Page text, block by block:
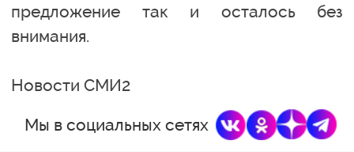
предложение так и осталось без
внимания.
Новости СМИ2
Мы в социальных сетях